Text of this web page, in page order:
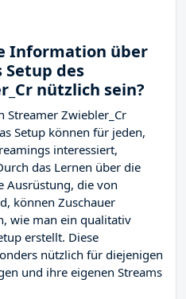
Information über
Setup des
nützlich sein?
Zwiebler_Cr
Setup können für jeden,
interessiert,
das Lernen über die
Ausrüstung, die von
können Zuschauer
wie man ein qualitativ
erstellt. Diese
nützlich für diejenigen
und ihre eigenen Streams